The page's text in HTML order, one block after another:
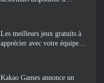
Les meilleurs jeux gratuits à
apprécier avec votre équipe
Kakao Games annonce un